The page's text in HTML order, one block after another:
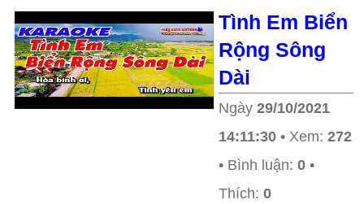
Tình Em Biển
Rộng Sông
Dài
Ngày 29/10/2021
14:11:30 • Xem: 272
• Bình luận: 0 •
Thích: 0